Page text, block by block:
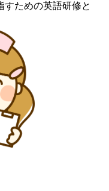
すための英語研修と